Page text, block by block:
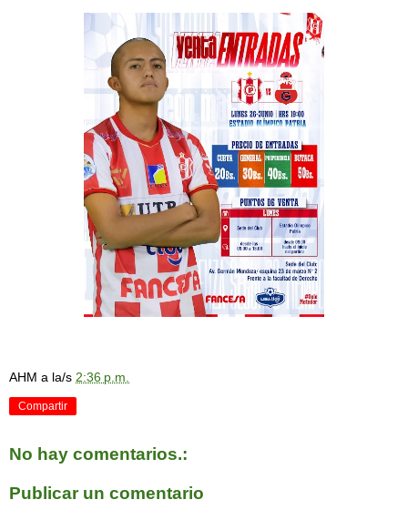
AHM a la/s 2:36 p.m.
Compartir
No hay comentarios.:
Publicar un comentario